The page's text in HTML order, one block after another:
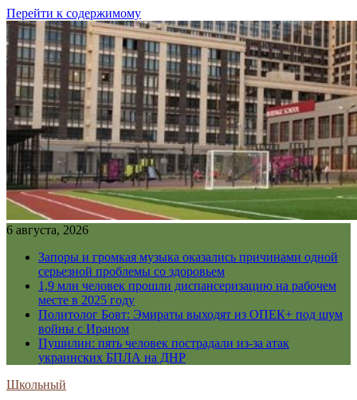
Перейти к содержимому
6 августа, 2026
Запоры и громкая музыка оказались причинами одной
серьезной проблемы со здоровьем
1,9 млн человек прошли диспансеризацию на рабочем
месте в 2025 году
Политолог Бовт: Эмираты выходят из ОПЕК+ под шум
войны с Ираном
Пушилин: пять человек пострадали из-за атак
украинских БПЛА на ДНР
Школьный